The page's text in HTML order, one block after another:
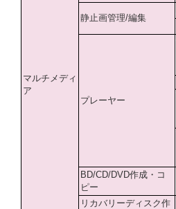
マルチメディ
ア
静止画管理/編集
プレーヤー
BD/CD/DVD作成・コ
ピー
リカバリーディスク作